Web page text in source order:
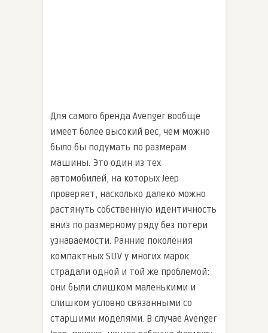
Для самого бренда Avenger вообще
имеет более высокий вес, чем можно
было бы подумать по размерам
машины. Это один из тех
автомобилей, на которых Jeep
проверяет, насколько далеко можно
растянуть собственную идентичность
вниз по размерному ряду без потери
узнаваемости. Ранние поколения
компактных SUV у многих марок
страдали одной и той же проблемой:
они были слишком маленькими и
слишком условно связанными со
старшими моделями. В случае Avenger